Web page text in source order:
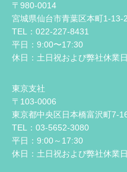
〒980-0014
宮城県仙台市青葉区本町1-13-
TEL：022-227-8431
平日：9:00〜17:30
休日：土日祝および弊社休業日
東京支社
〒103-0006
東京都中央区日本橋富沢町7-
TEL：03-5652-3080
平日：9:00～17:30
休日：土日祝および弊社休業日